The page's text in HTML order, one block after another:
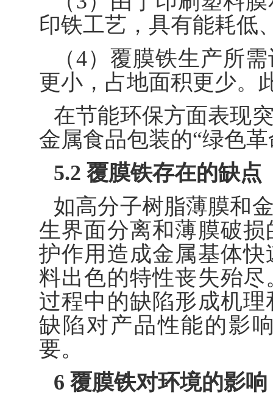
印铁工艺，具有能耗低
（4）覆膜铁生产所
更小，占地面积更少。
在节能环保方面表现
金属食品包装的“绿色革
5.2 覆膜铁存在的缺点
如高分子树脂薄膜和
生界面分离和薄膜破
护作用造成金属基体
料出色的特性丧失殆
过程中的缺陷形成机
缺陷对产品性能的影
要。
6 覆膜铁对环境的影响